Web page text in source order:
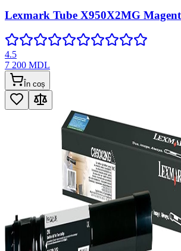
Lexmark Tube X950X2MG
4.5
7 200 MDL
În coș